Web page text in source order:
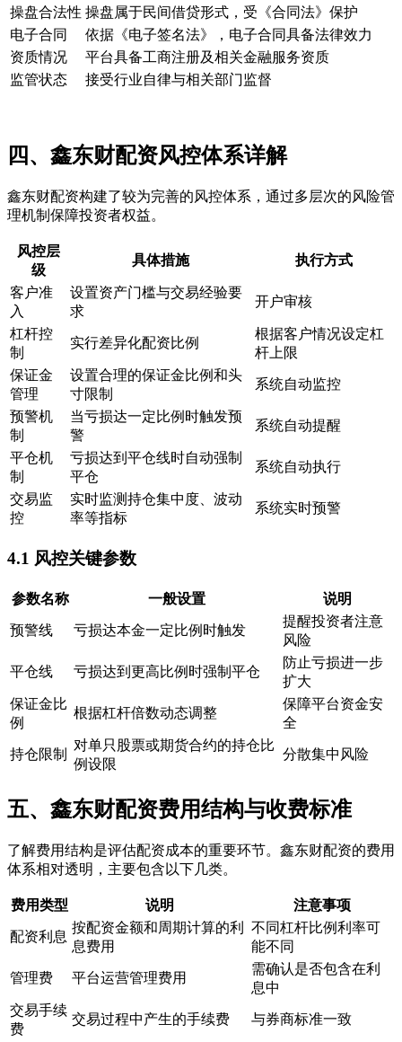
操盘合法性 操盘属于民间借贷形式，受《合同法》保护
电子合同
依据《电子签名法》，电子合同具备法律效力
资质情况
平台具备工商注册及相关金融服务资质
监管状态
接受行业自律与相关部门监督
四、鑫东财配资风控体系详解
鑫东财配资构建了较为完善的风控体系，通过多层次的风险管
理机制保障投资者权益。
风控层
级
具体措施 执行方式
客户准
入
设置资产门槛与交易经验要
求
开户审核
杠杆控
制
实行差异化配资比例
根据客户情况设定杠
杆上限
保证金
管理
设置合理的保证金比例和头
寸限制
系统自动监控
预警机
制
当亏损达一定比例时触发预
警
系统自动提醒
平仓机
制
亏损达到平仓线时自动强制
平仓
系统自动执行
交易监
控
实时监测持仓集中度、波动
率等指标
系统实时预警
4.1 风控关键参数
参数名称 一般设置 说明
预警线 亏损达本金一定比例时触发
提醒投资者注意
风险
平仓线 亏损达到更高比例时强制平仓
防止亏损进一步
扩大
保证金比
例
根据杠杆倍数动态调整
保障平台资金安
全
持仓限制
对单只股票或期货合约的持仓比
例设限
分散集中风险
五、鑫东财配资费用结构与收费标准
了解费用结构是评估配资成本的重要环节。鑫东财配资的费用
体系相对透明，主要包含以下几类。
费用类型 说明 注意事项
配资利息
按配资金额和周期计算的利
息费用
不同杠杆比例利率可
能不同
管理费 平台运营管理费用
需确认是否包含在利
息中
交易手续
费
交易过程中产生的手续费 与券商标准一致